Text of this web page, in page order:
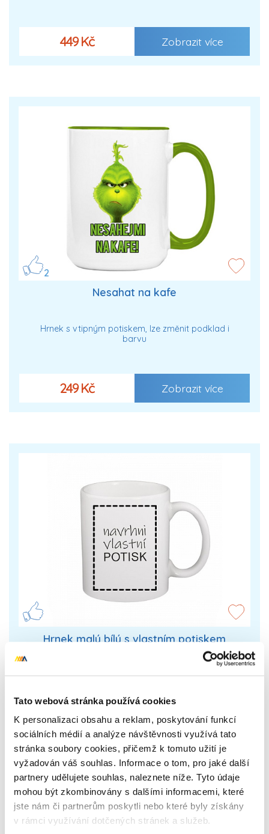
Tato webová stránka používá cookies
K personalizaci obsahu a reklam, poskytování funkcí
sociálních médií a analýze návštěvnosti využívá tato
stránka soubory cookies, přičemž k tomuto užití je
vyžadován váš souhlas. Informace o tom, pro jaké další
partnery udělujete souhlas, naleznete níže. Tyto údaje
mohou být zkombinovány s dalšími informacemi, které
jste nám či partnerům poskytli nebo které byly získány
v rámci využívání dotčených stránek a služeb.
449 Kč Zobrazit více
2
Nesahat na kafe
Hrnek s vtipným potiskem, lze změnit podklad i
barvu
249 Kč Zobrazit více
Hrnek malý bílý s vlastním potiskem
Vytvoř originální dárek! Pomocí online tvořiče
fotkou, textem).
209 Kč Zobrazit více